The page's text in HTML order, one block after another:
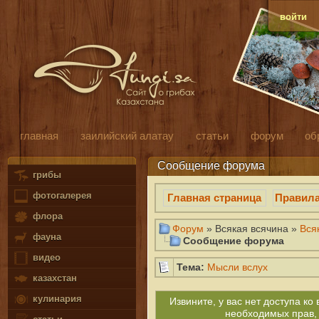
войти
главная заилийский алатау статьи форум
грибы
фотогалерея
флора
фауна
видео
казахстан
кулинария
Сообщение форума
Главная страница
Форум » Всякая всячина »
Сообщение форума
Тема: Мысли вслух
Извините, у вас нет доступа
необходимых прав,